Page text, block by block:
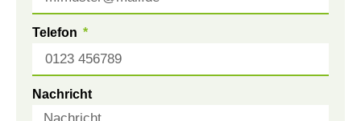
Telefon
Nachricht